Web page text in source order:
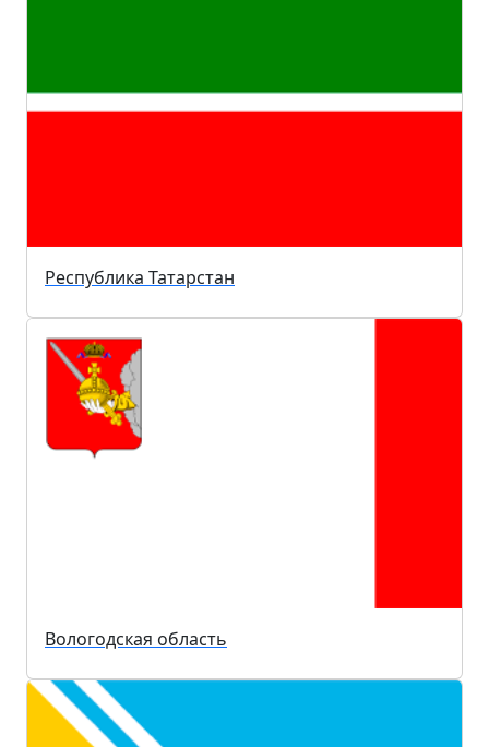
Республика Татарстан
Вологодская область